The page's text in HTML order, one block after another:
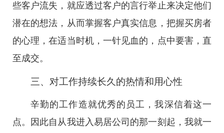
些客户流失，就应透过客户的言行举止来决定他们
潜在的想法，从而掌握客户真实信息，把握买房者
的心理，在适当时机，一针见血的，点中要害，直
至成交。
三、对工作持续长久的热情和用心性
辛勤的工作造就优秀的员工，我深信着这一
点。因此自从我进入易居公司的那一刻起，我就一